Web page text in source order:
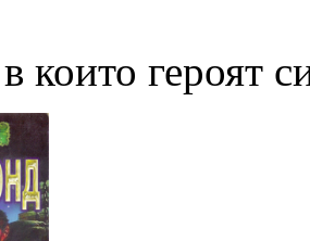
които героят